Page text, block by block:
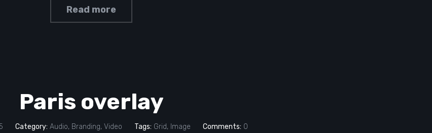
Read more
Paris overlay
Category: Audio, Branding, Video Tags: Grid, Image Comments: 0